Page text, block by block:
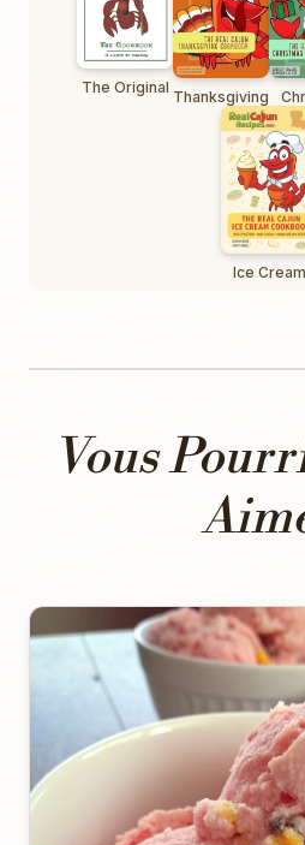
The Original Thanksgiving
Ice Cream
Vous